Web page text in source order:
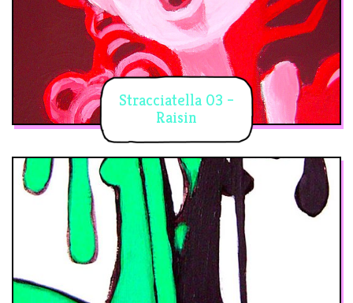
Stracciatella 03 –
Raisin